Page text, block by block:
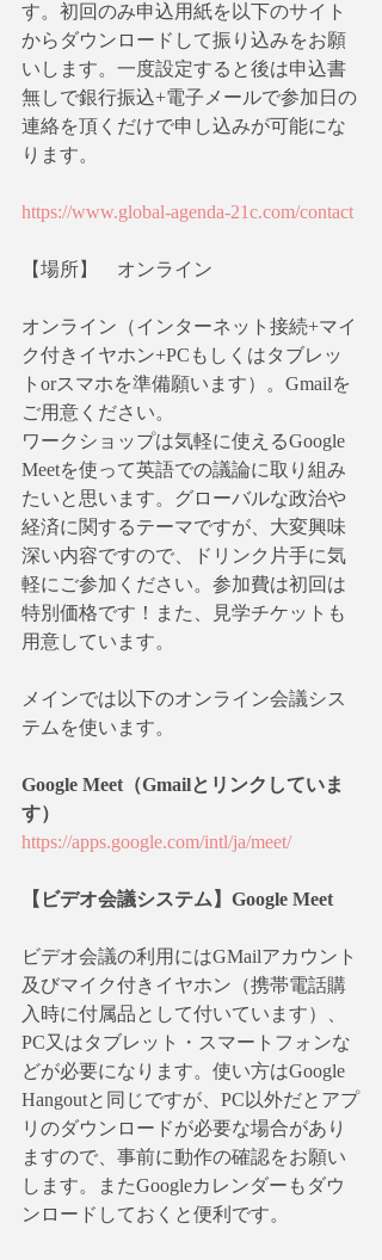
す。初回のみ申込用紙を以下のサイト
からダウンロードして振り込みをお願
いします。一度設定すると後は申込書
無しで銀行振込+電子メールで参加日の
連絡を頂くだけで申し込みが可能にな
ります。
https://www.global-agenda-21c.com/contact
【場所】　オンライン
オンライン（インターネット接続+マイ
ク付きイヤホン+PCもしくはタブレッ
トorスマホを準備願います）。Gmailを
ご用意ください。
ワークショップは気軽に使えるGoogle
Meetを使って英語での議論に取り組み
たいと思います。グローバルな政治や
経済に関するテーマですが、大変興味
深い内容ですので、ドリンク片手に気
軽にご参加ください。参加費は初回は
特別価格です！また、見学チケットも
用意しています。
メインでは以下のオンライン会議シス
テムを使います。
Google Meet（Gmailとリンクしていま
す）
https://apps.google.com/intl/ja/meet/
【ビデオ会議システム】Google Meet
ビデオ会議の利用にはGMailアカウント
及びマイク付きイヤホン（携帯電話購
入時に付属品として付いています）、
PC又はタブレット・スマートフォンな
どが必要になります。使い方はGoogle
Hangoutと同じですが、PC以外だとアプ
リのダウンロードが必要な場合があり
ますので、事前に動作の確認をお願い
します。またGoogleカレンダーもダウ
ンロードしておくと便利です。